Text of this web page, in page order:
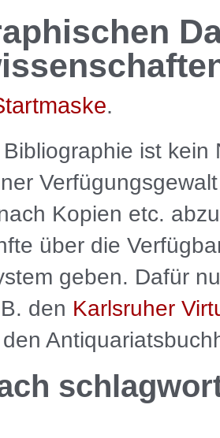
.
ist kein
Kopien etc.
über die
geben. Dafür
den Karlsruher